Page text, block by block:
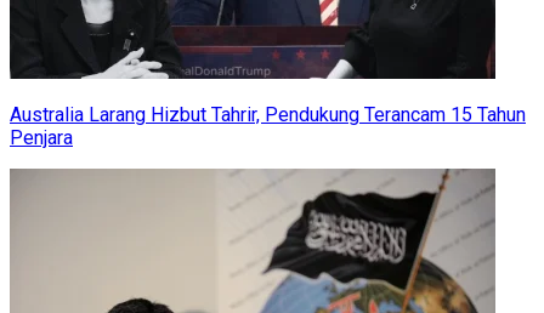
Australia Larang Hizbut Tahrir, Pendukung Terancam 15 Tahun
Penjara